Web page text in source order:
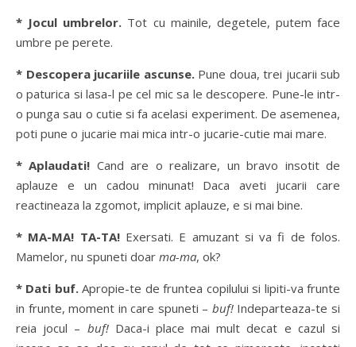
* Jocul umbrelor. Tot cu mainile, degetele, putem face
umbre pe perete.
* Descopera jucariile ascunse.Pune doua, trei jucarii sub
o paturica si lasa-l pe cel mic sa le descopere. Pune-le intr-
o punga sau o cutie si fa acelasi experiment. De asemenea,
poti pune o jucarie mai mica intr-o jucarie-cutie mai mare.
* Aplaudati! Cand are o realizare, un bravo insotit de
aplauze e un cadou minunat! Daca aveti jucarii care
reactineaza la zgomot, implicit aplauze, e si mai bine.
* MA-MA! TA-TA!Exersati. E amuzant si va fi de folos.
Mamelor, nu spuneti doar ma-ma, ok?
* Dati buf.Apropie-te de fruntea copilului si lipiti-va frunte
in frunte, moment in care spuneti – buf!Indeparteaza-te si
reia jocul – buf!Daca-i place mai mult decat e cazul si